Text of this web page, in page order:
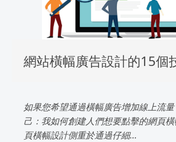
網站橫幅廣告設計的15個
如果您希望通過橫幅廣告增加線上流
己：我如何創建人們想要點擊的網頁
頁橫幅設計側重於通過仔細...